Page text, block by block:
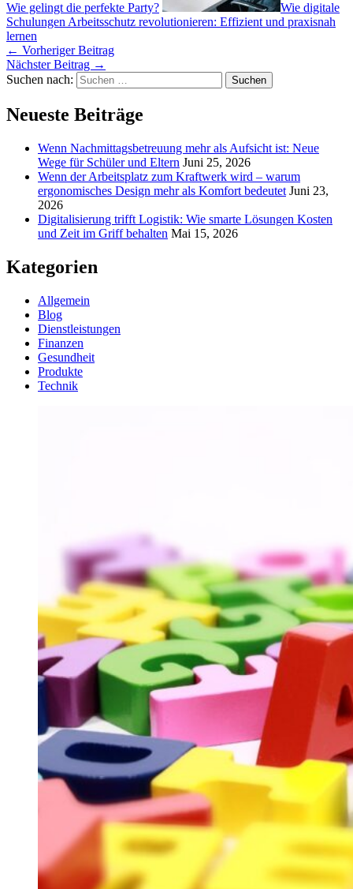
Wie gelingt die perfekte Party?
Wie digitale
Schulungen Arbeitsschutz revolutionieren: Effizient und praxisnah
lernen
← Vorheriger Beitrag
Nächster Beitrag →
Suchen nach:
Neueste Beiträge
Wenn Nachmittagsbetreuung mehr als Aufsicht ist: Neue
Wege für Schüler und Eltern Juni 25, 2026
Wenn der Arbeitsplatz zum Kraftwerk wird – warum
ergonomisches Design mehr als Komfort bedeutet Juni 23,
2026
Digitalisierung trifft Logistik: Wie smarte Lösungen Kosten
und Zeit im Griff behalten Mai 15, 2026
Kategorien
Allgemein
Blog
Dienstleistungen
Finanzen
Gesundheit
Produkte
Technik